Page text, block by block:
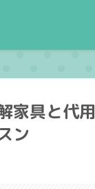
家具と代用
ン